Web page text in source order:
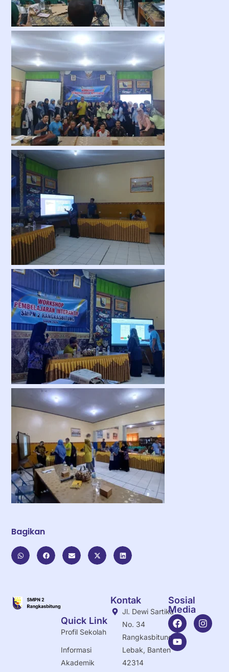
Bagikan
Quick Link
Profil Sekolah
Informasi
Akademik
Kontak
Jl. Dewi Sartika
No. 34
Rangkasbitung,
Lebak, Banten
42314
Sosial
Media